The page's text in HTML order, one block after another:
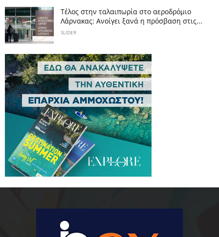
Tέλος στην ταλαιπωρία στο αεροδρόμιο
Λάρνακας: Ανοίγει ξανά η πρόσβαση στις...
SLIDER